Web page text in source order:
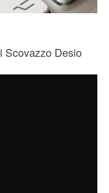
Scovazzo Desio